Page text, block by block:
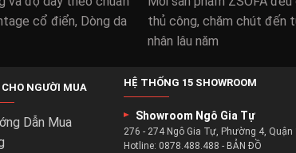
cổ điển, Dòng da
thủ công, chăm chút đến
nhân lâu năm
NGƯỜI MUA
Dẫn Mua
HỆ THỐNG 15 SHOWROOM
Showroom Ngô Gia Tự
276 - 274 Ngô Gia Tự, Phường 4, Quận
Hotline: 0878.488.488 - BẢN ĐỒ